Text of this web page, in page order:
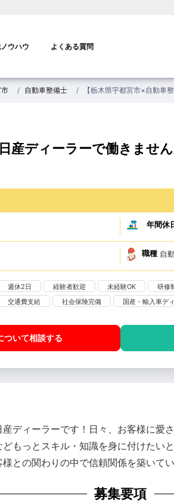
ウハウ よくある質問
自動車整備士 【栃木県宇都宮市×自動車
産ディーラーで働きませ
年間休
職種 自
週休2日 経験者歓迎 未経験OK 研修
交通費支給
社会保険完備 国産・輸入車デ
ついて相談する
ディーラーです！日々、お客様に愛
もっとスキル・知識を身に付けたい
との関わりの中で信頼関係を築いて
募集要項